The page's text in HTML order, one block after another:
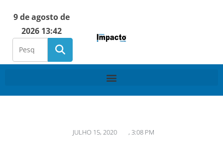
9 de agosto de
2026 13:42
JULHO 15, 2020 , 3:08 PM